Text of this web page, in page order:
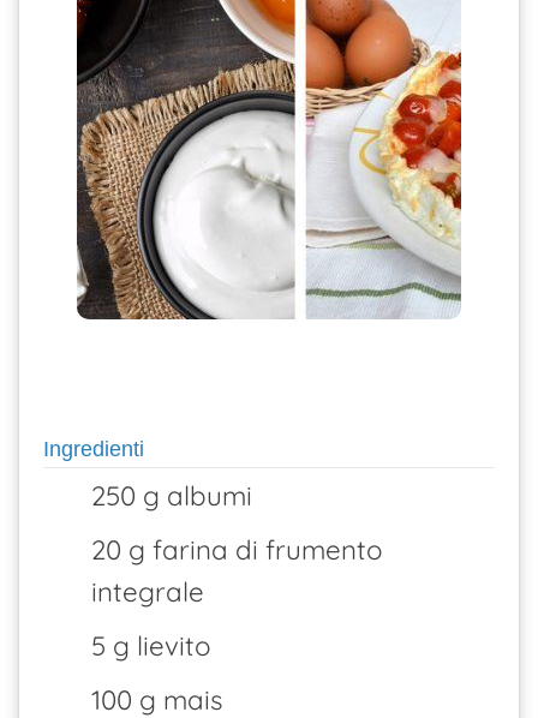
Ingredienti
250 g albumi
20 g farina di frumento
integrale
5 g lievito
100 g mais